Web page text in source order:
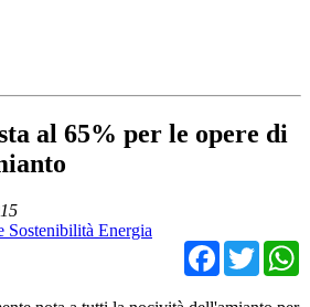
al 65% per le opere di
Sostenibilità Energia